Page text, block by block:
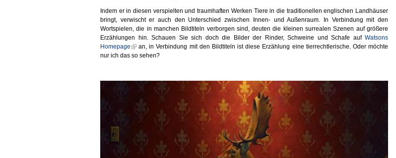
Indem er in diesen verspielten und traumhaften Werken Tiere in die traditionellen englischen Landhäuser
bringt, verwischt er auch den Unterschied zwischen Innen- und Außenraum. In Verbindung mit den
Wortspielen, die in manchen Bildtiteln verborgen sind, deuten die kleinen surrealen Szenen auf größere
Erzählungen hin. Schauen Sie sich doch die Bilder der Rinder, Schweine und Schafe auf Watsons
Homepage
an, in Verbindung mit den Bildtiteln ist diese Erzählung eine tierrechtlerische. Oder möchte
nur ich das so sehen?